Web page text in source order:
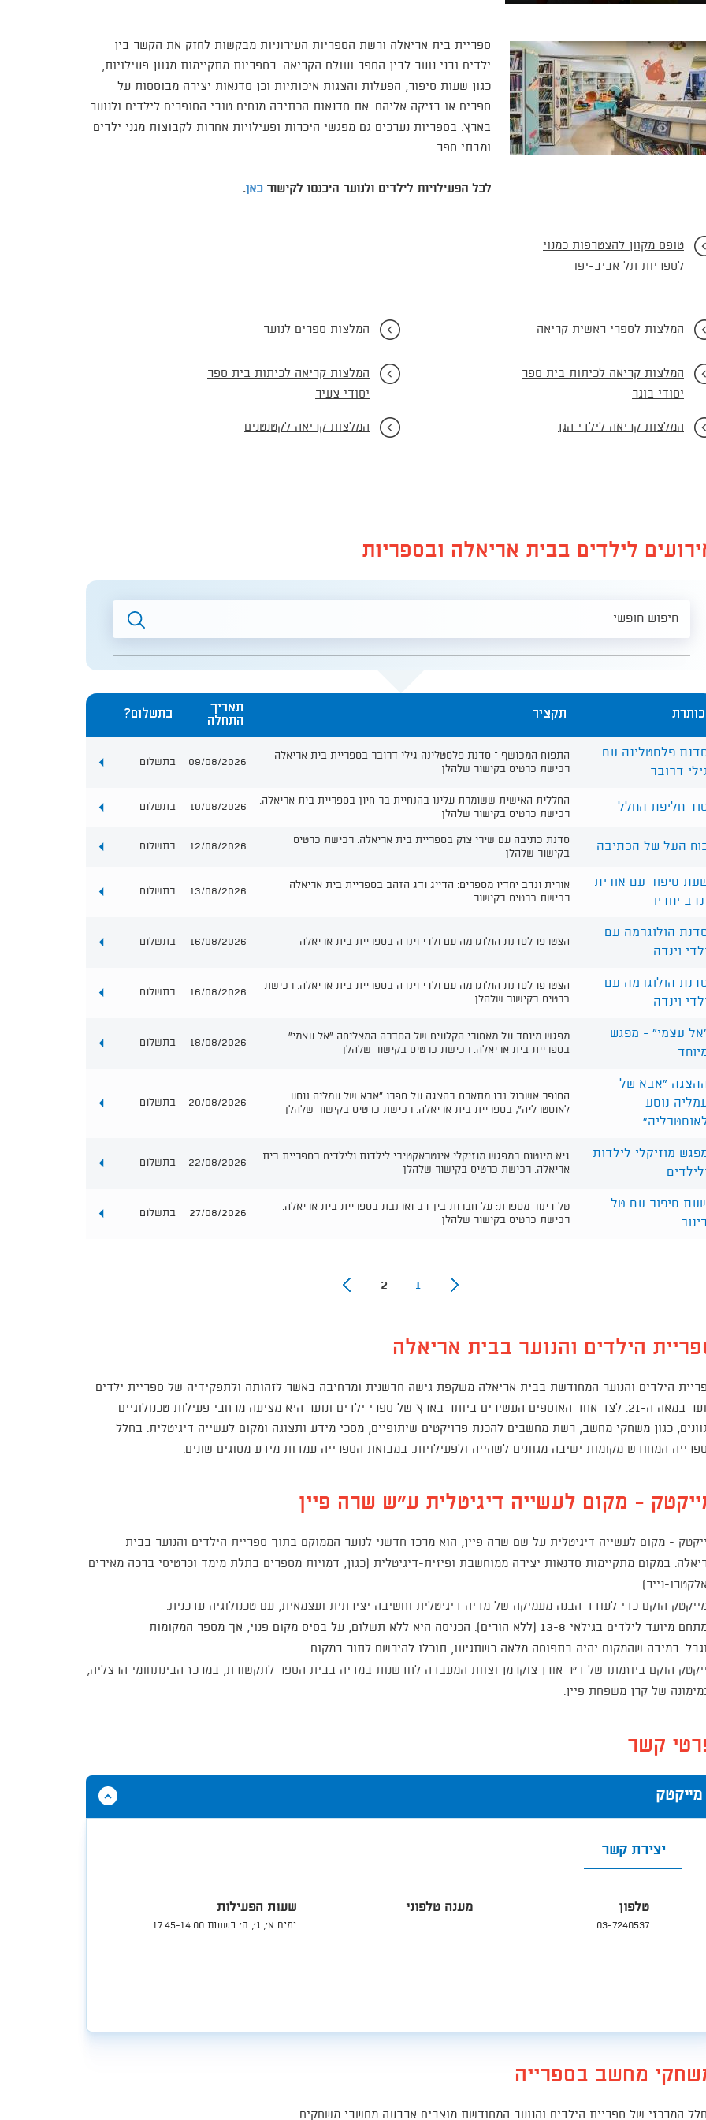
ספריית בית אריאלה ורשת הספריות העירוניות מבקשות לחזק את הקשר בין
ילדים ובני נוער לבין הספר ועולם הקריאה. בספריות מתקיימות מגוון פעילויות,
כגון שעות סיפור, הפעלות והצגות איכותיות וכן סדנאות יצירה מבוססות על
ספרים או בזיקה אליהם. את סדנאות הכתיבה מנחים טובי הסופרים לילדים ולנוער
בארץ. בספריות נערכים גם מפגשי היכרות ופעילויות אחרות לקבוצות מגני ילדים
ומבתי ספר.
לכל הפעילויות לילדים ולנוער היכנסו לקישורכאן.
טופס מקוון להצטרפות כמנוי
לספריות תל אביב-יפו
המלצות לספרי ראשית קריאה המלצות ספרים לנוער
המלצות קריאה לכיתות בית ספר
יסודי בוגר
המלצות קריאה לכיתות בית ספר
יסודי צעיר
המלצות קריאה לילדי הגן המלצות קריאה לקטנטנים
לילדים בבית אריאלה ובספריות
חיפוש
חופשי
כותרת תקציר
תאריך
התחלה
בתשלום?
פלסטלינה עם
דרובר
התפוח המכושף – סדנת פלסטלינה גילי דרובר בספריית בית אריאלה
רכישת כרטיס בקישור שלהלן
09/08/2026 בתשלום
חליפת החלל
החללית האישית ששומרת עלינו בהנחיית בר חיון בספריית בית אריאלה.
רכישת כרטיס בקישור שלהלן
10/08/2026 בתשלום
העל של הכתיבה
סדנת כתיבה עם שירי צוק בספריית בית אריאלה. רכישת כרטיס
בקישור שלהלן
12/08/2026 בתשלום
סיפור עם אורית
יחדיו
אורית ונדב יחדיו מספרים: הדייג ודג הזהב בספריית בית אריאלה
רכישת כרטיס בקישור
13/08/2026 בתשלום
הולוגרמה עם
וינדה
הצטרפו לסדנת הולוגרמה עם ולדי וינדה בספריית בית אריאלה 16/08/2026 בתשלום
הולוגרמה עם
וינדה
הצטרפו לסדנת הולוגרמה עם ולדי וינדה בספריית בית אריאלה. רכישת
כרטיס בקישור שלהלן
16/08/2026 בתשלום
עצמי" - מפגש
מפגש מיוחד על מאחורי הקלעים של הסדרה המצליחה ״אל עצמי״
בספריית בית אריאלה. רכישת כרטיס בקישור שלהלן
18/08/2026 בתשלום
״אבא של
נוסע
הסופר אשכול נבו מתארח בהצגה על ספרו ״אבא של עמליה נוסע
לאוסטרליה״, בספריית בית אריאלה. רכישת כרטיס בקישור שלהלן
20/08/2026 בתשלום
מוזיקלי לילדות
גיא מינטוס במפגש מוזיקלי אינטראקטיבי לילדות ולילדים בספריית בית
אריאלה. רכישת כרטיס בקישור שלהלן
22/08/2026 בתשלום
סיפור עם טל
טל דינור מספרת: על חברות בין דב וארנבת בספריית בית אריאלה.
רכישת כרטיס בקישור שלהלן
27/08/2026 בתשלום
1
2
הילדים והנוער בבית אריאלה
הילדים והנוער המחודשת בבית אריאלה משקפת גישה חדשנית ומרחיבה באשר לזהותה ולתפקידיה של ספריית ילדים
ונוער במאה ה-21. לצד אחד האוספים העשירים ביותר בארץ של ספרי ילדים ונוער היא מציעה מרחבי פעילות טכנולוגיים
כגון משחקי מחשב, רשת מחשבים להכנת פרויקטים שיתופיים, מסכי מידע ותצוגה ומקום לעשייה דיגיטלית. בחלל
המחודש מקומות ישיבה מגוונים לשהייה ולפעילויות. במבואת הספרייה עמדות מידע מסוגים שונים.
- מקום לעשייה דיגיטלית ע"ש שרה פיין
- מקום לעשייה דיגיטלית על שם שרה פיין, הוא מרכז חדשני לנוער הממוקם בתוך ספריית הילדים והנוער בבית
במקום מתקיימות סדנאות יצירה ממוחשבת ופיזית-דיגיטלית (כגון, דמויות מספרים בתלת מימד וכרטיסי ברכה מאירים
נייר).
הוקם כדי לעודד הבנה מעמיקה של מדיה דיגיטלית וחשיבה יצירתית ועצמאית, עם טכנולוגיה עדכנית.
מיועד לילדים בגילאי 13-8 (ללא הורים). הכניסה היא ללא תשלום, על בסיס מקום פנוי, אך מספר המקומות
במידה שהמקום יהיה בתפוסה מלאה כשתגיעו, תוכלו להירשם לתור במקום.
הוקם ביוזמתו של ד"ר אורן צוקרמן וצוות המעבדה לחדשנות במדיה בבית הספר לתקשורת, במרכז הבינתחומי הרצליה,
של קרן משפחת פיין.
קשר
הסתר
תוכן
מייקטק
יצירת קשר
טלפון
03-7240537
מענה טלפוני שעות הפעילות
ימים א', ג', ה' בשעות 17:45-14:00​​
מחשב בספרייה
המרכזי של ספריית הילדים והנוער המחודשת מוצבים ארבעה מחשבי משחקים.